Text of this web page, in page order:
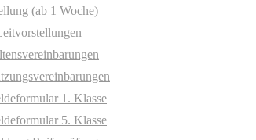
(ab 1 Woche)
1. Klasse
5. Klasse